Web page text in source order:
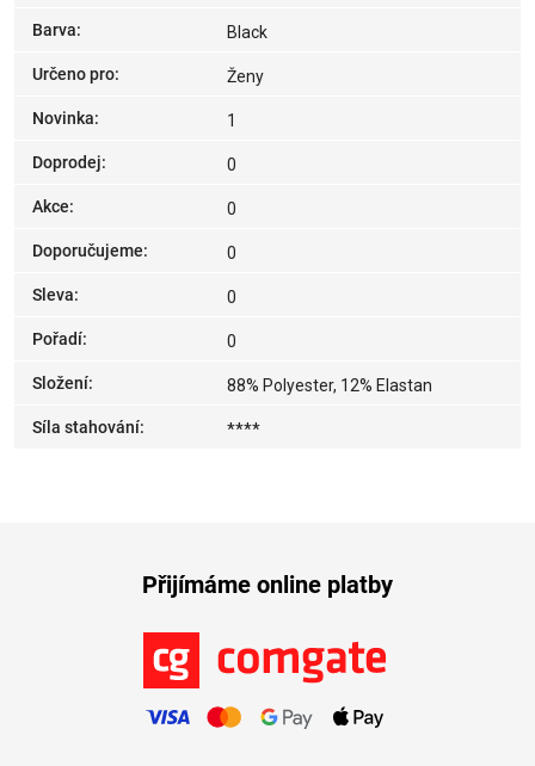
Barva: Black
Určeno pro: Ženy
Novinka: 1
Doprodej: 0
Akce: 0
Doporučujeme: 0
Sleva: 0
Pořadí: 0
Složení: 88% Polyester, 12% Elastan
Síla stahování: ****
Přijímáme online platby